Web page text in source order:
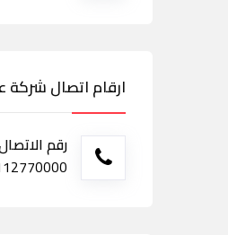
ارقام اتصال شركة
رقم